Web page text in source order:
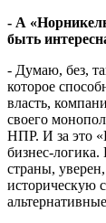
- А
быть
- Думаю, без,
которое
власть,
своего
НПР. И за это
бизнес-логика.
страны,
историческую